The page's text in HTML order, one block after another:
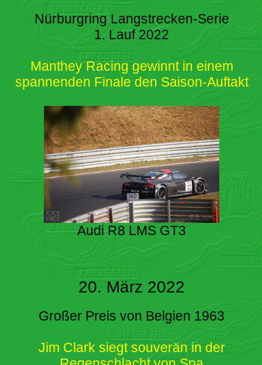
Nürburgring Langstrecken-Serie
1. Lauf 2022
Manthey Racing gewinnt in einem
spannenden Finale den Saison-Auftakt
Audi R8 LMS GT3
20. März 2022
Großer Preis von Belgien 1963
Jim Clark siegt souverän in der